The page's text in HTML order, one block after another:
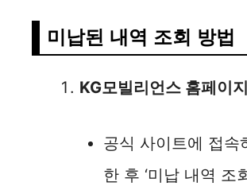
V
i
e
미납된 내역 조회 방법
KG모빌리언스 홈페이
공식 사이트에 접속
한 후 ‘미납 내역 조